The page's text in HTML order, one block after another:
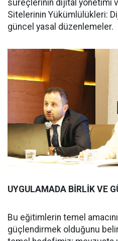
süreçlerinin dijital yönetimi
Sitelerinin Yükümlülükleri:
güncel yasal düzenlemeler.
UYGULAMADA BİRLİK VE
Bu eğitimlerin temel
güçlendirmek olduğunu